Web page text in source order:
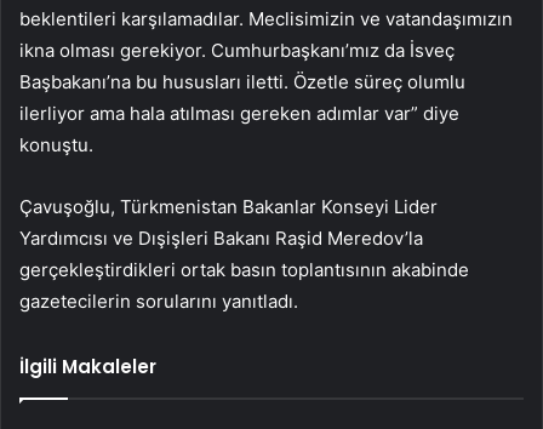
beklentileri karşılamadılar. Meclisimizin ve vatandaşımızın
ikna olması gerekiyor. Cumhurbaşkanı’mız da İsveç
Başbakanı’na bu hususları iletti. Özetle süreç olumlu
ilerliyor ama hala atılması gereken adımlar var” diye
konuştu.
Çavuşoğlu, Türkmenistan Bakanlar Konseyi Lider
Yardımcısı ve Dışişleri Bakanı Raşid Meredov’la
gerçekleştirdikleri ortak basın toplantısının akabinde
gazetecilerin sorularını yanıtladı.
İlgili Makaleler